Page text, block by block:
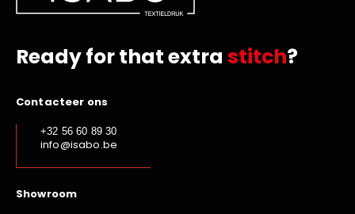
Ready for that extra stitch?
Contacteer ons
+32 56 60 89 30
info@isabo.be
Showroom